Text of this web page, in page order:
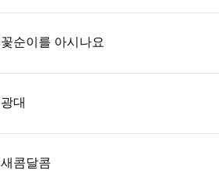
꽃순이를 아시나요
광대
새콤달콤